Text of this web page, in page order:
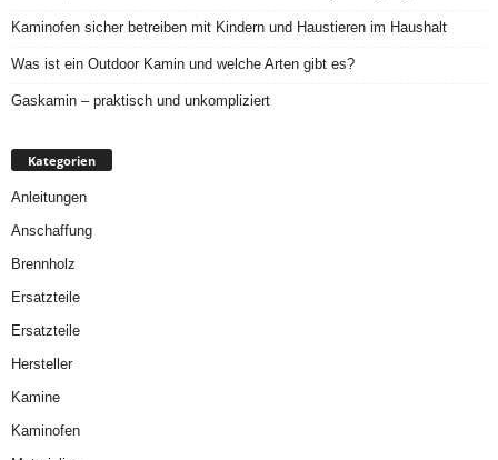
Kaminofen sicher betreiben mit Kindern und Haustieren im Haushalt
Was ist ein Outdoor Kamin und welche Arten gibt es?
Gaskamin – praktisch und unkompliziert
Kategorien
Anleitungen
Anschaffung
Brennholz
Ersatzteile
Ersatzteile
Hersteller
Kamine
Kaminofen